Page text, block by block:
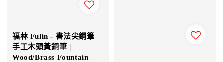
福林 Fulin - 書法尖鋼筆
手工木頭黃銅筆 |
Wood/Brass Fountain